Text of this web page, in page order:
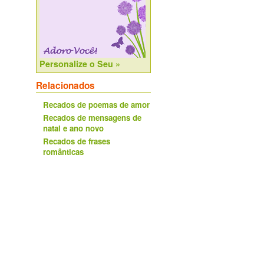
Personalize o Seu »
Relacionados
Recados de poemas de amor
Recados de mensagens de
natal e ano novo
Recados de frases
românticas